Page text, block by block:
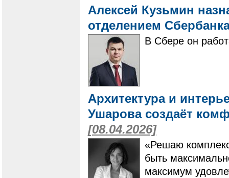
Алексей Кузьмин
отделением
В Сбере он
Архитектура и
Ушарова создаёт
[08.04.2026]
«Решаю
быть
максимум